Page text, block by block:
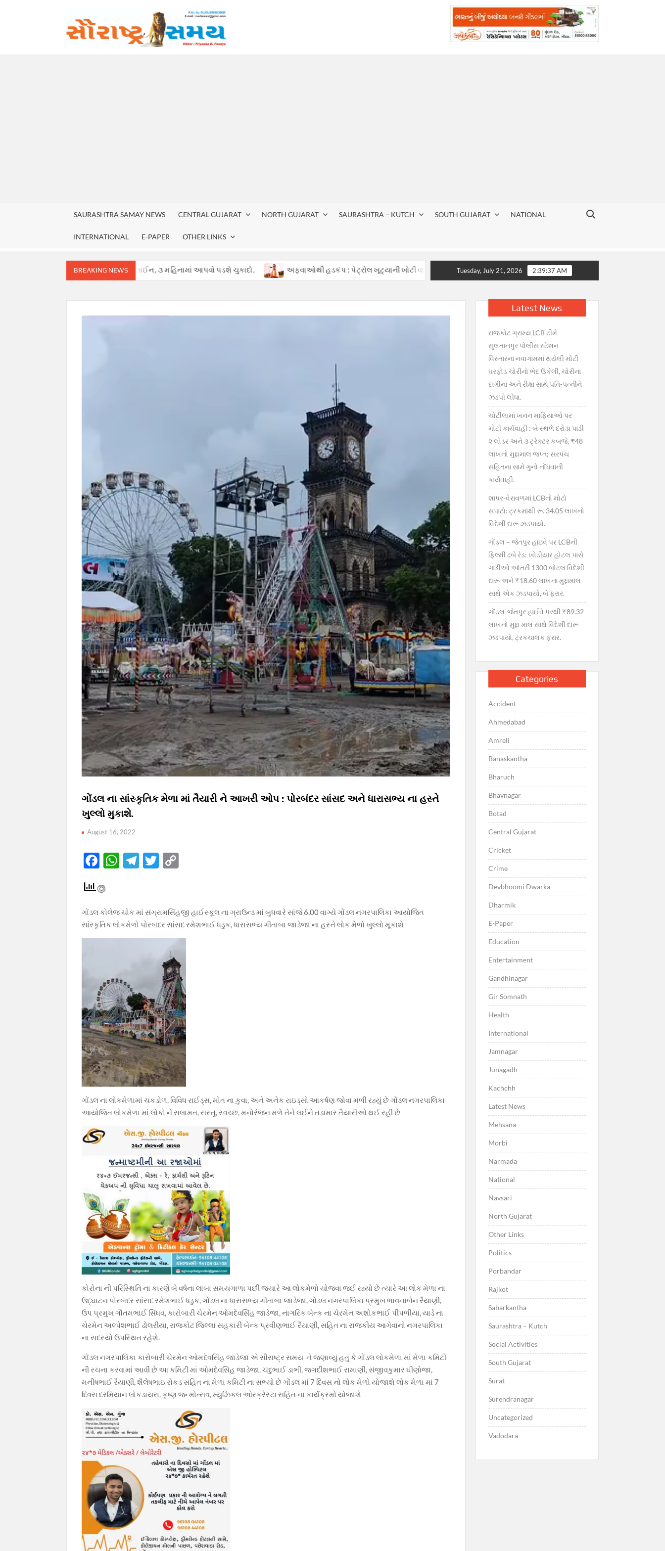
SAURASHTRA SAMAY NEWS CENTRAL GUJARAT NORTH GUJARAT SAURASHTRA – KUTCH SOUTH GUJARAT NATIONAL
INTERNATIONAL E-PAPER OTHER LINKS
Search for:
BREAKING NEWS
હાઈકોર્ટ માટે નક્કી કરી ડેડલાઈન, ૩ મહિનામાં આપવો પડશે ચુકાદો. અફવાઓથી હડકંપ : પેટ્રોલ ખૂટ્યાની ખોટી વાતોથી ગુજરાતમાં ગભરાટ, સરકારની તાત્કાલિક સ્પષ્ટતા : જથ્થો પૂરતો છે, અફવાઓથી દૂર રહો” —
Tuesday, July 21, 2026 2:39:38 AM
ગોંડલ ના સાંસ્કૃતિક મેળા માં તૈયારી ને આખરી ઓપ : પોરબંદર સાંસદ અને ધારાસભ્ય ના હસ્તે
ખુલ્લો મુકાશે.
August 16, 2022
F
e
b
o
o
W
s
A
p
T
gr
a
m
T
er y
Li
n
k
ગોંડલ કોલેજ ચોક માં સંગ્રામસિંહજી હાઈસ્કૂલ ના ગ્રાઉન્ડ માં બુધવારે સાંજે 6.00 વાગ્યે ગોંડલ નગરપાલિકા આયોજિત
સાંસ્કૃતિક લોકમેળો પોરબંદર સાંસદ રમેશભાઈ ધડુક, ધારાસભ્ય ગીતાબા જાડેજા ના હસ્તે લોક મેળો ખુલ્લો મૂકાશે
ગોંડલ ના લોકમેળામાં ચકડોળ, વિવિધ રાઈડ્સ, મોત ના કુવા, અને અનેક રાઇડ્સો આકર્ષણ જોવા મળી રહ્યું છે ગોંડલ નગરપાલિકા
આયોજિત લોકમેળા માં લોકો ને સલામત, સસ્તું, સ્વચ્છ, મનોરંજન મળે તેને લઈને તડામાર તૈયારીઓ થઈ રહી છે
કોરોના ની પરિસ્થિતિ ના કારણે બે વર્ષના લાંબા સમયગાળા પછી જ્યારે આ લોકમેળો યોજવા જઈ રહ્યો છે ત્યારે આ લોક મેળા ના
ઉદ્ઘાટન પોરબંદર સાંસદ રમેશભાઈ ધડુક, ગોંડલ ના ધારાસભ્ય ગીતાબા જાડેજા, ગોંડલ નગરપાલિકા પ્રમુખ ભાવનાબેન રૈયાણી,
ઉપ પ્રમુખ ગૌતમભાઈ સિંધવ, કારોબારી ચેરમેન ઓમદેવસિંહ જાડેજા, નાગરિક બેન્ક ના ચેરમેન અશોકભાઈ પીપળીયા, યાર્ડ ના
ચેરમેન અલ્પેશભાઈ ઢોલરીયા, રાજકોટ જિલ્લા સહકારી બેન્ક પ્રવીણભાઈ રૈયાણી, સહિત ના રાજકીય આગેવાનો નગરપાલિકા
ના સદસ્યો ઉપસ્થિત રહેશે.
ગોંડલ નગરપાલિકા કારોબારી ચેરમેન ઓમદેવસિંહ જાડેજા એ સૌરાષ્ટ્ર સમય ને જણાવ્યું હતું કે ગોંડલ લોકમેળા માં મેળા કમિટી
ની રચના કરવામાં આવી છે આ કમિટી માં ઓમદેવસિંહ જાડેજા, ચંદુભાઈ ડાભી, જગદીશભાઈ રામાણી, સંજીવકુમાર ઘીણોજા,
મનીષભાઈ રૈયાણી, શૈલેષભાઇ રોકડ સહિત ના મેળા કમિટી ના સભ્યો છે ગોંડલ માં 7 દિવસ નો લોક મેળો યોજાશે લોક મેળા માં 7
દિવસ દરમિયાન લોકડાયરા, કૃષ્ણ જન્મોત્સવ, મ્યુઝિકલ ઓરક્રેસ્ટા સહિત ના કાર્યક્રમો યોજાશે
Latest News
રાજકોટ ગ્રામ્ય LCB ટીમે
સુલતાનપુર પોલીસ સ્ટેશન
વિસ્તારના નવાગામમાં થયેલી મોટી
ઘરફોડ ચોરીનો ભેદ ઉકેલી, ચોરીના
દાગીના અને રીક્ષા સાથે પતિ-પત્નીને
ઝડપી લીધા.
ચોટીલામાં ખનન માફિયાઓ પર
મોટી કાર્યવાહી : બે સ્થળે દરોડા પાડી
૨ લોડર અને ૩ ટ્રેક્ટર કબજે, ₹48
લાખનો મુદ્દામાલ જપ્ત; સરપંચ
સહિતના સામે ગુનો નોંધવાની
કાર્યવાહી.
શાપર-વેરાવળમાં LCBનો મોટો
સપાટો: ટ્રકમાંથી રૂ. 34.05 લાખનો
વિદેશી દારૂ ઝડપાયો.
ગોંડલ – જેતપુર હાઇવે પર LCBની
ફિલ્મી ઢબે રેડ: ખોડીયાર હોટલ પાસે
ગાડીઓ આંતરી 1300 બોટલ વિદેશી
દારૂ અને ₹18.60 લાખના મુદ્દામાલ
સાથે એક ઝડપાયો, બે ફરાર.
ગોંડલ-જેતપુર હાઈવે પરથી ₹89.32
લાખનો મુદ્દા માલ સાથે વિદેશી દારૂ
ઝડપાયો, ટ્રકચાલક ફરાર.
Categories
Accident
Ahmedabad
Amreli
Banaskantha
Bharuch
Bhavnagar
Botad
Central Gujarat
Cricket
Crime
Devbhoomi Dwarka
Dharmik
E-Paper
Education
Entertainment
Gandhinagar
Gir Somnath
Health
International
Jamnagar
Junagadh
Kachchh
Latest News
Mehsana
Morbi
Narmada
National
Navsari
North Gujarat
Other Links
Politics
Porbandar
Rajkot
Sabarkantha
Saurashtra – Kutch
Social Activities
South Gujarat
Surat
Surendranagar
Uncategorized
Vadodara